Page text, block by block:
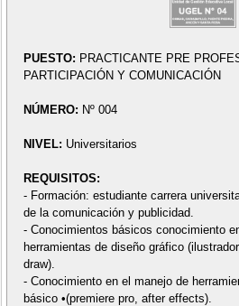
PUESTO: PRACTICANTE PRE
PARTICIPACIÓN Y COMUNICACIÓN
NÚMERO: Nº 004
NIVEL: Universitarios
REQUISITOS:
- Formación: estudiante carrera
de la comunicación y publicidad.
- Conocimientos básicos conocimiento
herramientas de diseño gráfico
draw).
- Conocimiento en el manejo de
básico •(premiere pro, after effects).